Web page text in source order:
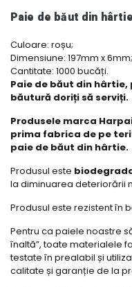
Paie de băut din hârtie
Culoare: roșu;
Dimensiune: 197mm x 6mm;
Cantitate: 1000 bucăți.
Paie de băut din
băutură doriți să serviți.
Produsele marca
prima fabrica de pe
paie de băut din hârtie.
Produsul este
la diminuarea deteriorării
Produsul este rezistent în
Pentru ca paiele noastre
înaltă”, toate materialele
testate în prealabil și
calitate și garanție de la